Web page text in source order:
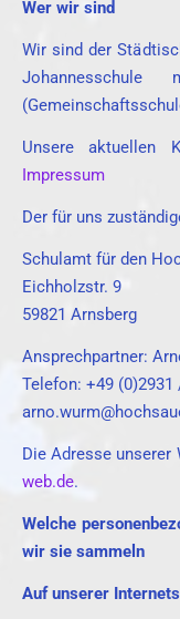
Wer wir sind
Wir sind der
Johannesschule
Unsere aktuellen
Impressum
Der für uns
Schulamt für den
Eichholzstr. 9
59821 Arnsberg
Ansprechpartner:
Telefon: +49 (0)2931
Die Adresse unserer
web.de.
Welche
wir sie sammeln
Auf unserer